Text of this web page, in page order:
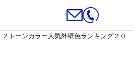
２トーンカラー人気外壁色ランキング２０